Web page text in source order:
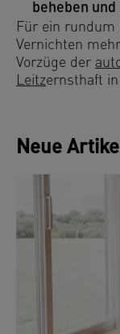
beheben
Für ein rundum
Vernichten
Vorzüge der
Leitzernsthaft
Neue